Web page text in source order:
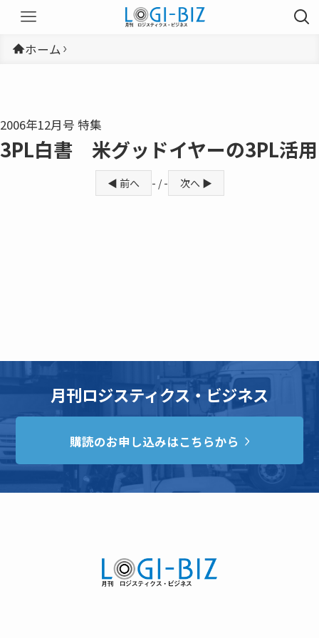
ホーム
2006年12月号 特集
3PL白書 米グッドイヤーの3PL活用
◀ 前へ - / - 次へ ▶
月刊ロジスティクス・ビジネス
購読のお申し込みはこちらから